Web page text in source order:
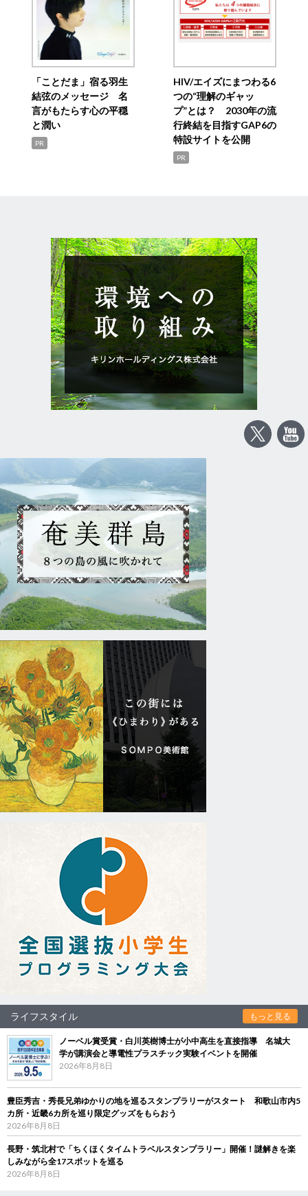
「ことだま」宿る羽生
結弦のメッセージ 名
言がもたらす心の平穏
と潤い
PR
HIV/エイズにまつわる6
つの“理解のギャッ
プ”とは？ 2030年の流
行終結を目指すGAP6の
特設サイトを公開
PR
ライフスタイル もっと見る
ノーベル賞受賞・白川英樹博士が小中高生を直接指導 名城大
学が講演会と導電性プラスチック実験イベントを開催
2026年8月8日
豊臣秀吉・秀長兄弟ゆかりの地を巡るスタンプラリーがスタート 和歌山市内5
カ所・近畿6カ所を巡り限定グッズをもらおう
2026年8月8日
長野・筑北村で「ちくほくタイムトラベルスタンプラリー」開催！謎解きを楽
しみながら全17スポットを巡る
2026年8月8日